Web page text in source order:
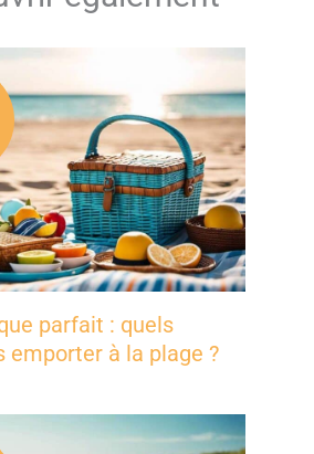
parfait : quels
emporter à la plage ?